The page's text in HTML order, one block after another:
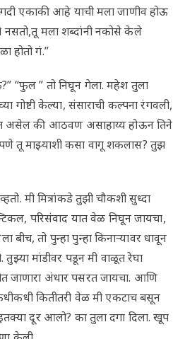
एकाकी आहे याची मला जाणीव होऊ
नसतो,तू मला शब्दांनी नकोसे केले
होतो गं.”
“फुल ” तो निघून गेला. महेश तुला
गोष्टी केल्या, संसाराची कल्पना रंगवली,
असेल की आठवण असाहाय्य होऊन तिने
तू माझ्याशी कसा वागू शकलास? तुझ
मी मित्रांकडे तुझी चौकशी सुध्दा
परिसंवाद यात वेळ निघून जायचा,
तो पुन्हा पुन्हा किनाऱ्यावर धावून
मांडीवर पडून मी वाळूत रेघा
जाणारा अंधार पसरत जायचा. आणि
कितीतरी वेळ मी एकटाच बसून
इतक्या दूर आलो? का तुला दगा दिला. खूप